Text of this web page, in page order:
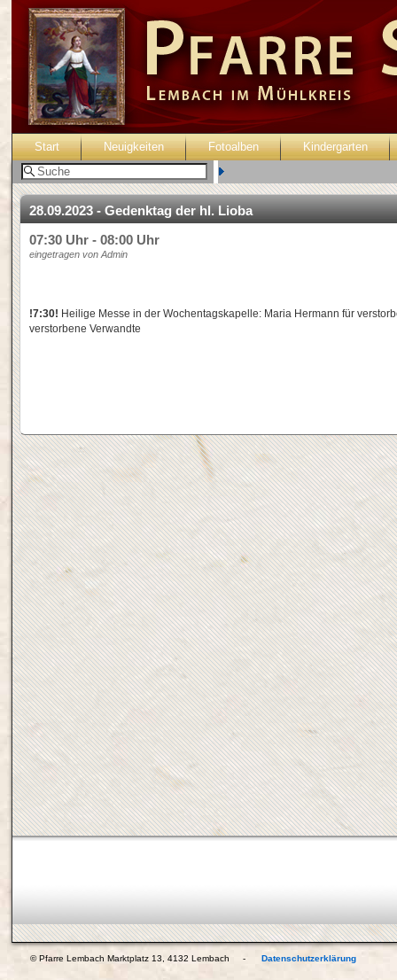
Start Neuigkeiten Fotoalben Kindergarten
28.09.2023 - Gedenktag der hl. Lioba
07:30 Uhr - 08:00 Uhr
eingetragen von Admin
!7:30! Heilige Messe in der Wochentagskapelle: Maria Hermann für
verstorbene Verwandte
© Pfarre Lembach Marktplatz 13, 4132 Lembach - Datenschutzerklärung